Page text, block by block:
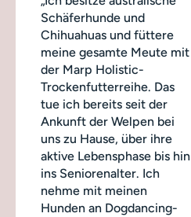
Schäferhunde und
Chihuahuas und füttere
meine gesamte Meute mit
der Marp Holistic-
Trockenfutterreihe. Das
tue ich bereits seit der
Ankunft der Welpen bei
uns zu Hause, über ihre
aktive Lebensphase bis hin
ins Seniorenalter. Ich
nehme mit meinen
Hunden an Dogdancing-